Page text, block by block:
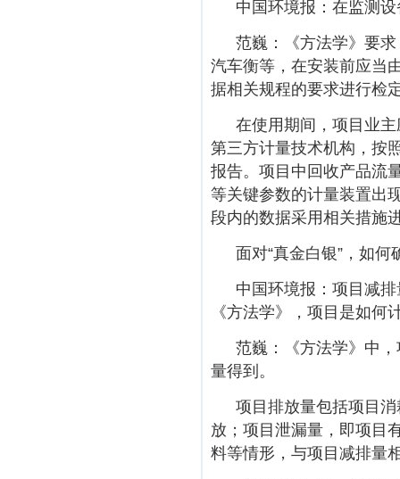
中国环境报：在监测
范巍：《方法学》要
汽车衡等，在安装前应当
据相关规程的要求进行检
在使用期间，项目业
第三方计量技术机构，按
报告。项目中回收产品流
等关键参数的计量装置出
段内的数据采用相关措施
面对“真金白银”，如
中国环境报：项目减
《方法学》，项目是如
范巍：《方法学》中
量得到。
项目排放量包括项目
放；项目泄漏量，即项目
料等情形，与项目减排量